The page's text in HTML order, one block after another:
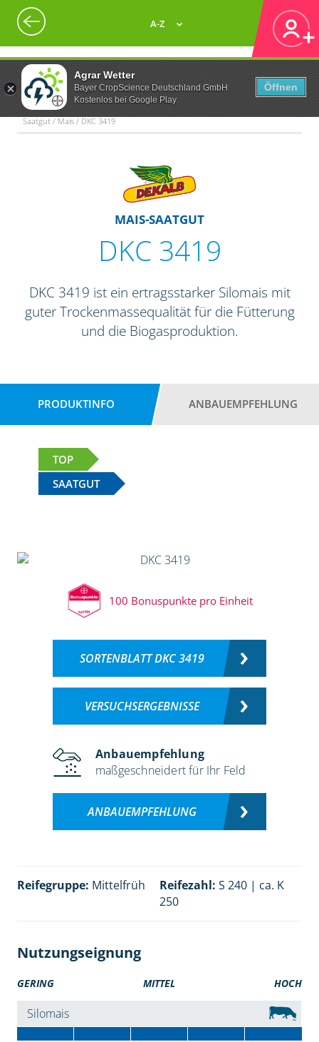
Agrar Wetter
Bayer CropScience Deutschland GmbH
Kostenlos bei Google Play
Öffnen
A-Z
Saatgut / Mais / DKC 3419
MAIS-SAATGUT
DKC 3419
DKC 3419 ist ein ertragsstarker Silomais mit
guter Trockenmassequalität für die Fütterung
und die Biogasproduktion.
PRODUKTINFO ANBAUEMPFEHLUNG
TOP
SAATGUT
100 Bonuspunkte pro Einheit
SORTENBLATT DKC 3419
VERSUCHSERGEBNISSE
Anbauempfehlung
maßgeschneidert für Ihr Feld
ANBAUEMPFEHLUNG
Reifegruppe: Mittelfrüh Reifezahl: S 240 | ca. K
250
Nutzungseignung
GERING MITTEL HOCH
Silomais